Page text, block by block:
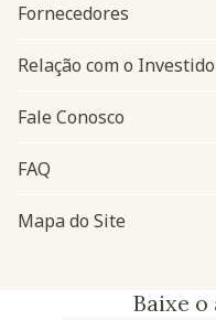
Fornecedores
Relação com o
Fale Conosco
FAQ
Mapa do Site
Baixe